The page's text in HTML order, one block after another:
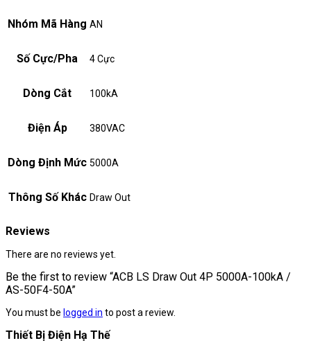
Nhóm Mã Hàng AN
Số Cực/Pha 4 Cực
Dòng Cắt 100kA
Điện Áp 380VAC
Dòng Định Mức 5000A
Thông Số Khác Draw Out
Reviews
There are no reviews yet.
Be the first to review “ACB LS Draw Out 4P 5000A-100kA /
AS-50F4-50A”
You must be logged in to post a review.
Thiết Bị Điện Hạ Thế